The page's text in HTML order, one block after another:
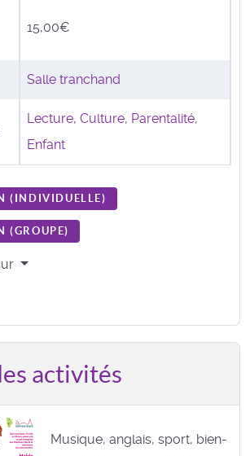
15,00€
Salle tranchand
Lecture, Culture, Parentalité,
Enfant
( INDIVIDUELLE)
(GROUPE)
activités
Musique, anglais, sport, bien-